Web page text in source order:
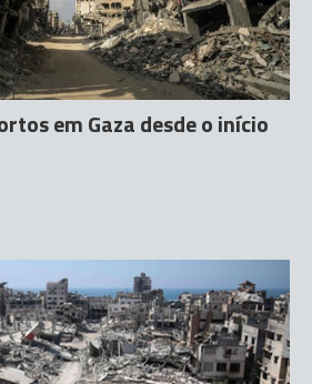
em Gaza desde o início